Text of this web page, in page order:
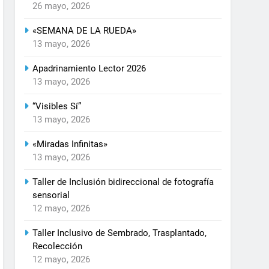
26 mayo, 2026
«SEMANA DE LA RUEDA»
13 mayo, 2026
Apadrinamiento Lector 2026
13 mayo, 2026
“Visibles Sí”
13 mayo, 2026
«Miradas Infinitas»
13 mayo, 2026
Taller de Inclusión bidireccional de fotografía
sensorial
12 mayo, 2026
Taller Inclusivo de Sembrado, Trasplantado,
Recolección
12 mayo, 2026